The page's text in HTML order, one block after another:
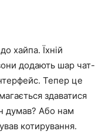
хайпа. Їхній
додають шар чат-
Тепер це
здаватися
думав? Або нам
котирування.